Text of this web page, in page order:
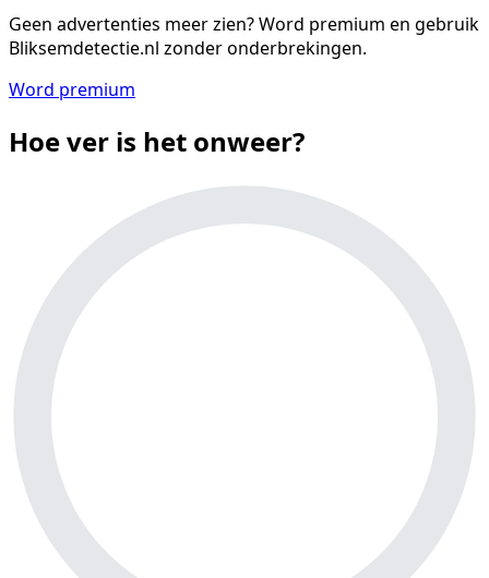
Geen advertenties meer zien?Word premium en gebruik
Bliksemdetectie.nl zonder onderbrekingen.
Word premium
Hoe ver is het onweer?